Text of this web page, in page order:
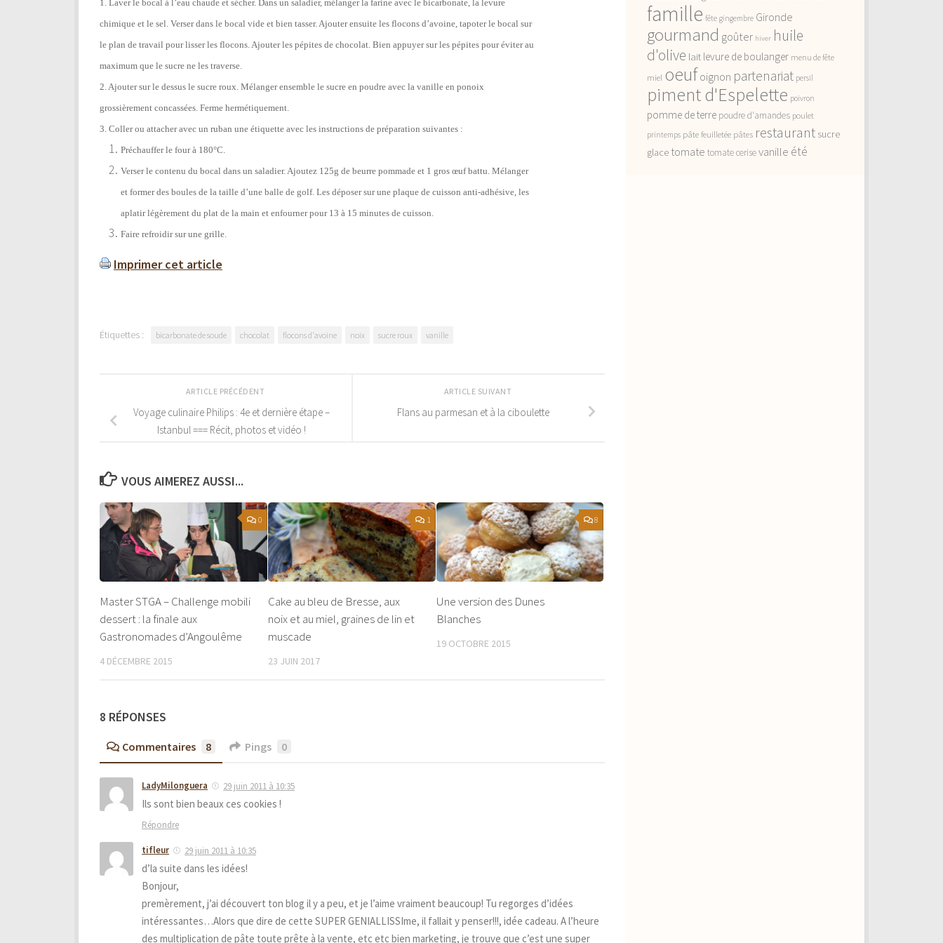
1. Laver le bocal à l’eau chaude et sécher. Dans un saladier, mélanger la farine avec le bicarbonate, la levure
chimique et le sel. Verser dans le bocal vide et bien tasser. Ajouter ensuite les flocons d’avoine, tapoter le bocal sur
le plan de travail pour lisser les flocons. Ajouter les pépites de chocolat. Bien appuyer sur les pépites pour éviter au
maximum que le sucre ne les traverse.
2. Ajouter sur le dessus le sucre roux. Mélanger ensemble le sucre en poudre avec la vanille en ponoix
grossièrement concassées. Ferme hermétiquement.
3. Coller ou attacher avec un ruban une étiquette avec les instructions de préparation suivantes :
Préchauffer le four à 180°C.
Verser le contenu du bocal dans un saladier. Ajoutez 125g de beurre pommade et 1 gros œuf battu. Mélanger
et former des boules de la taille d’une balle de golf. Les déposer sur une plaque de cuisson anti-adhésive, les
aplatir légèrement du plat de la main et enfourner pour 13 à 15 minutes de cuisson.
Faire refroidir sur une grille.
Imprimer cet article
Étiquettes : bicarbonate de soude chocolat flocons d'avoine noix sucre roux vanille
ARTICLE SUIVANT
Flans au parmesan et à la ciboulette
ARTICLE PRÉCÉDENT
Voyage culinaire Philips : 4e et dernière étape –
Istanbul === Récit, photos et vidéo !
VOUS AIMEREZ AUSSI...
0
Master STGA – Challenge mobili
dessert : la finale aux
Gastronomades d’Angoulême
4 DÉCEMBRE 2015
1
Cake au bleu de Bresse, aux
noix et au miel, graines de lin et
muscade
23 JUIN 2017
8
Une version des Dunes
Blanches
19 OCTOBRE 2015
8 RÉPONSES
Commentaires 8 Pings 0
LadyMilonguera 29 juin 2011 à 10:35
Ils sont bien beaux ces cookies !
Répondre
tifleur 29 juin 2011 à 10:35
d’la suite dans les idées!
Bonjour,
premèrement, j’ai découvert ton blog il y a peu, et je l’aime vraiment beaucoup! Tu regorges d’idées
intéressantes…Alors que dire de cette SUPER GENIALLISSIme, il fallait y penser!!!, idée cadeau. A l’heure
des multiplication de pâte toute prête à la vente, etc etc bien marketing, je trouve que c’est une super
famille fête gingembre Gironde
gourmand goûter hiver huile
d'olive lait levure de boulanger menu de fête
miel oeuf oignon partenariat persil
piment d'Espelette poivron
pomme de terre poudre d'amandes poulet
printemps pâte feuilletée pâtes restaurant sucre
glace tomate tomate cerisevanille été